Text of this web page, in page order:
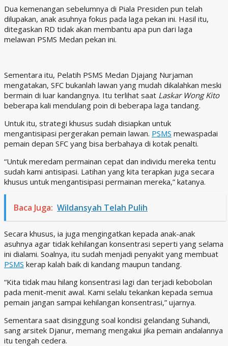
Dua kemenangan sebelumnya di Piala Presiden pun telah
dilupakan, anak asuhnya fokus pada laga pekan ini. Hasil itu,
ditegaskan RD tidak akan membantu apa pun dari laga
melawan PSMS Medan pekan ini.
Sementara itu, Pelatih PSMS Medan Djajang Nurjaman
mengatakan, SFC bukanlah lawan yang mudah dikalahkan meski
bermain di luar kandangnya. Itu terlihat saat Laskar Wong Kito
beberapa kali mendulang poin di beberapa laga tandang.
Untuk itu, strategi khusus sudah disiapkan untuk
mengantisipasi pergerakan pemain lawan. PSMS mewaspadai
pemain depan SFC yang bisa berbahaya di kotak penalti.
“Untuk meredam permainan cepat dan individu mereka tentu
sudah kami antisipasi. Latihan yang kita terapkan juga secara
khusus untuk mengantisipasi permainan mereka,” katanya.
Baca Juga: Wildansyah Telah Pulih
Secara khusus, ia juga mengingatkan kepada anak-anak
asuhnya agar tidak kehilangan konsentrasi seperti yang selama
ini dialami. Soalnya, itu sudah menjadi penyakit yang membuat
PSMS kerap kalah baik di kandang maupun tandang.
“Kita tidak mau hilang konsentrasi lagi dan terjadi kebobolan
pada menit-menit awal. Kami selalu tekankan kepada semua
pemain jangan sampai kehilangan konsentrasi,” ujarnya.
Sementara saat disinggung soal kondisi gelandang Suhandi,
sang arsitek Djanur, memang mengakui jika pemain andalannya
itu tengah cedera.